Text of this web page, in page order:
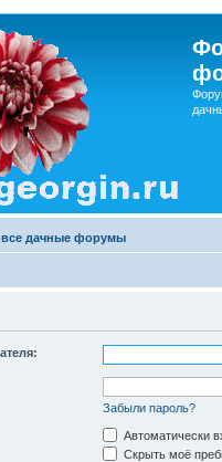
все дачные форумы
Забыли пароль?
Автоматически
Скрыть моё